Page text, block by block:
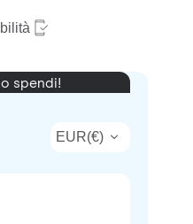
spendi!
EUR(€)